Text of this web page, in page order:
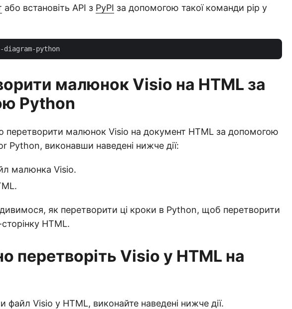
або встановіть API з PyPI за допомогою такої команди pip у
малюнок Visio на HTML за
Python
малюнок Visio на документ HTML за допомогою
Python, виконавши наведені нижче дії:
малюнка Visio.
як перетворити ці кроки в Python, щоб перетворити
HTML.
перетворіть Visio у HTML на
файл Visio у HTML, виконайте наведені нижче дії.